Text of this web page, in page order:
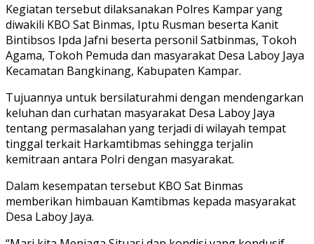
Kegiatan tersebut dilaksanakan Polres Kampar yang
diwakili KBO Sat Binmas, Iptu Rusman beserta Kanit
Bintibsos Ipda Jafni beserta personil Satbinmas, Tokoh
Agama, Tokoh Pemuda dan masyarakat Desa Laboy Jaya
Kecamatan Bangkinang, Kabupaten Kampar.
Tujuannya untuk bersilaturahmi dengan mendengarkan
keluhan dan curhatan masyarakat Desa Laboy Jaya
tentang permasalahan yang terjadi di wilayah tempat
tinggal terkait Harkamtibmas sehingga terjalin
kemitraan antara Polri dengan masyarakat.
Dalam kesempatan tersebut KBO Sat Binmas
memberikan himbauan Kamtibmas kepada masyarakat
Desa Laboy Jaya.